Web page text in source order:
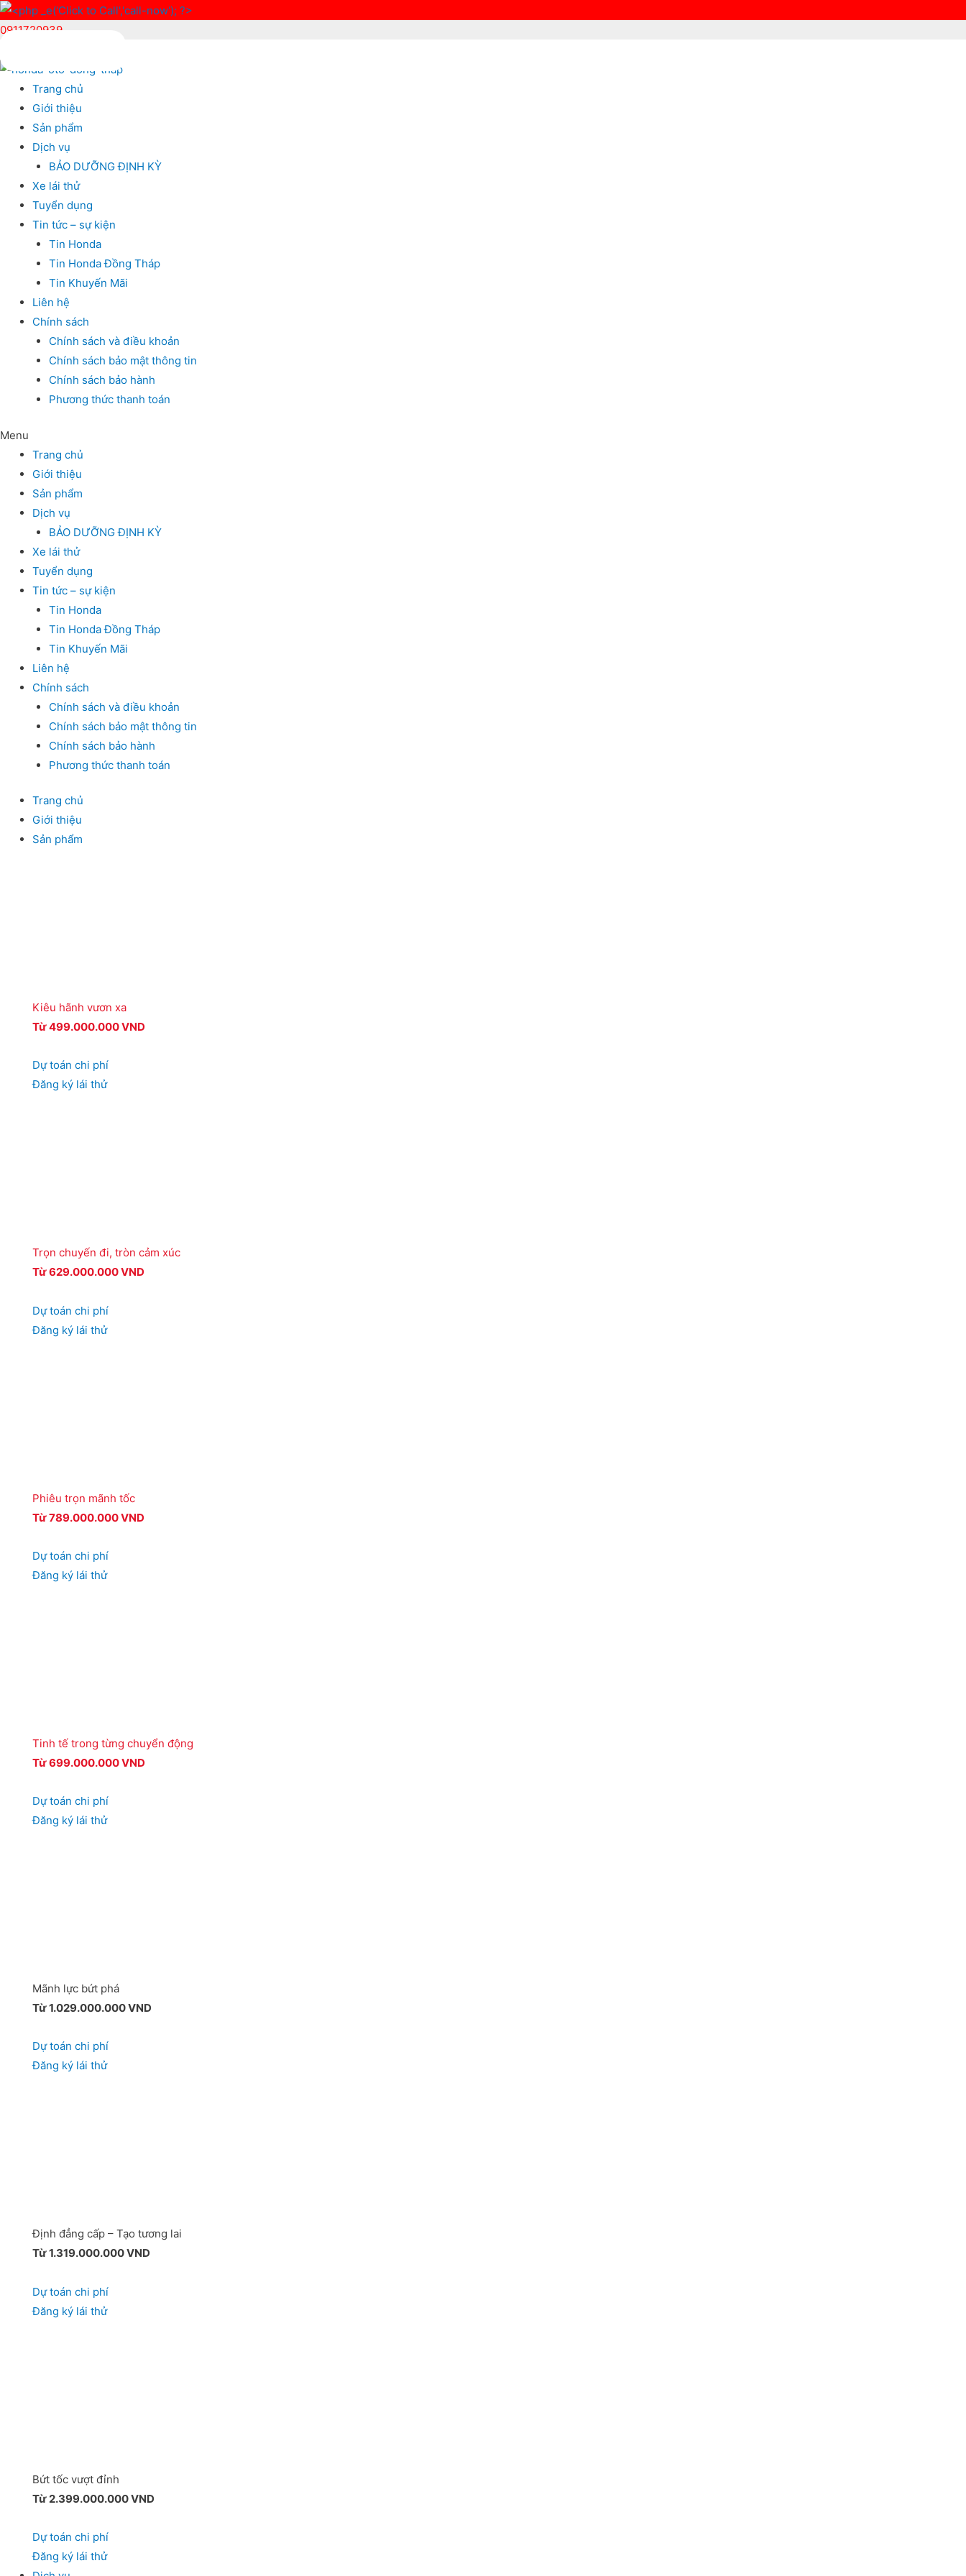
0911720939
Trang chủ
Giới thiệu
Sản phẩm
Dịch vụ
BẢO DƯỠNG ĐỊNH KỲ
Xe lái thử
Tuyển dụng
Tin tức – sự kiện
Tin Honda
Tin Honda Đồng Tháp
Tin Khuyến Mãi
Liên hệ
Chính sách
Chính sách và điều khoản
Chính sách bảo mật thông tin
Chính sách bảo hành
Phương thức thanh toán
Menu
Trang chủ
Giới thiệu
Sản phẩm
Dịch vụ
BẢO DƯỠNG ĐỊNH KỲ
Xe lái thử
Tuyển dụng
Tin tức – sự kiện
Tin Honda
Tin Honda Đồng Tháp
Tin Khuyến Mãi
Liên hệ
Chính sách
Chính sách và điều khoản
Chính sách bảo mật thông tin
Chính sách bảo hành
Phương thức thanh toán
Trang chủ
Giới thiệu
Sản phẩm
Kiêu hãnh vươn xa
Từ 499.000.000 VND
Dự toán chi phí
Đăng ký lái thử
Trọn chuyến đi, tròn cảm xúc
Từ 629.000.000 VND
Dự toán chi phí
Đăng ký lái thử
Phiêu trọn mãnh tốc
Từ 789.000.000 VND
Dự toán chi phí
Đăng ký lái thử
Tinh tế trong từng chuyển động
Từ 699.000.000 VND
Dự toán chi phí
Đăng ký lái thử
Mãnh lực bứt phá
Từ 1.029.000.000 VND
Dự toán chi phí
Đăng ký lái thử
Định đẳng cấp – Tạo tương lai
Từ 1.319.000.000 VND
Dự toán chi phí
Đăng ký lái thử
Bứt tốc vượt đỉnh
Từ 2.399.000.000 VND
Dự toán chi phí
Đăng ký lái thử